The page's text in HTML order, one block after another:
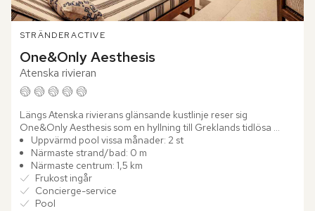
STRÄNDERACTIVE
One&Only Aesthesis
Atenska rivieran
Längs Atenska rivierans glänsande kustlinje reser sig
One&Only Aesthesis som en hyllning till Greklands tidlösa
glamour. Här smälter historiens prakt samman med modern
elegans, där...
Uppvärmd pool vissa månader: 2 st
Närmaste strand/bad: 0 m
Närmaste centrum: 1,5 km
Frukost ingår
Concierge-service
Pool